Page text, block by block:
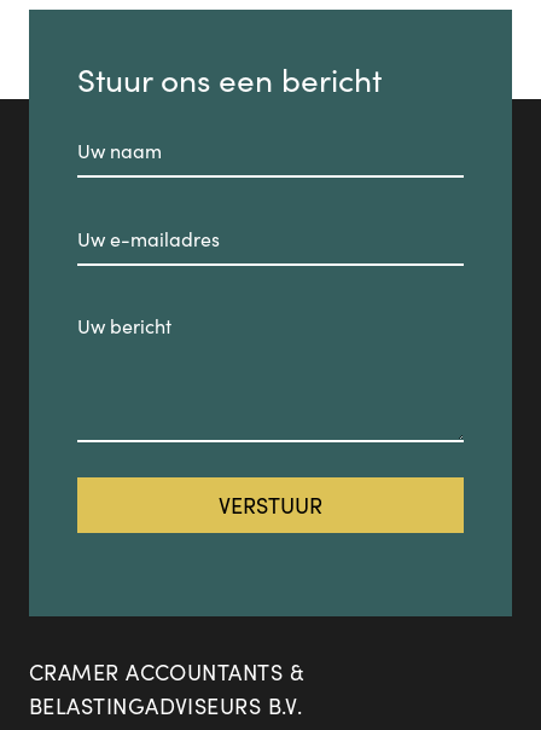
Stuur ons een bericht
CRAMER ACCOUNTANTS &
BELASTINGADVISEURS B.V.